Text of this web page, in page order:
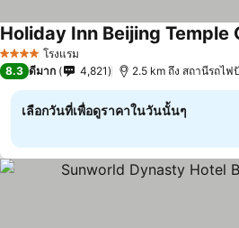
4 ดาว โรงแรม
Holiday Inn Beijing Temple
8.3 ดีมาก 4,821 2.5 km ถึง สถานีรถไฟ
เลือกวันที่เพื่อดูราคาในวันนั้นๆ